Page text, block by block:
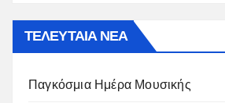
ΤΕΛΕΥΤΑΙΑ ΝΕΑ
Παγκόσμια Ημέρα Μουσικής